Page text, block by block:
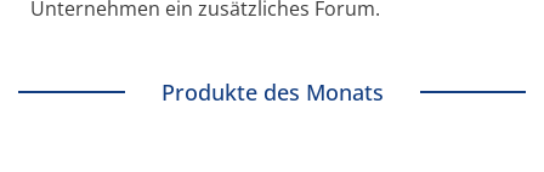
Unternehmen ein zusätzliches Forum.
Produkte des Monats